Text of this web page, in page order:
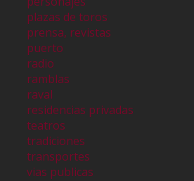
plazas de toros
prensa, revistas
puerto
radio
ramblas
raval
residencias privadas
teatros
tradiciones
transportes
vias publicas